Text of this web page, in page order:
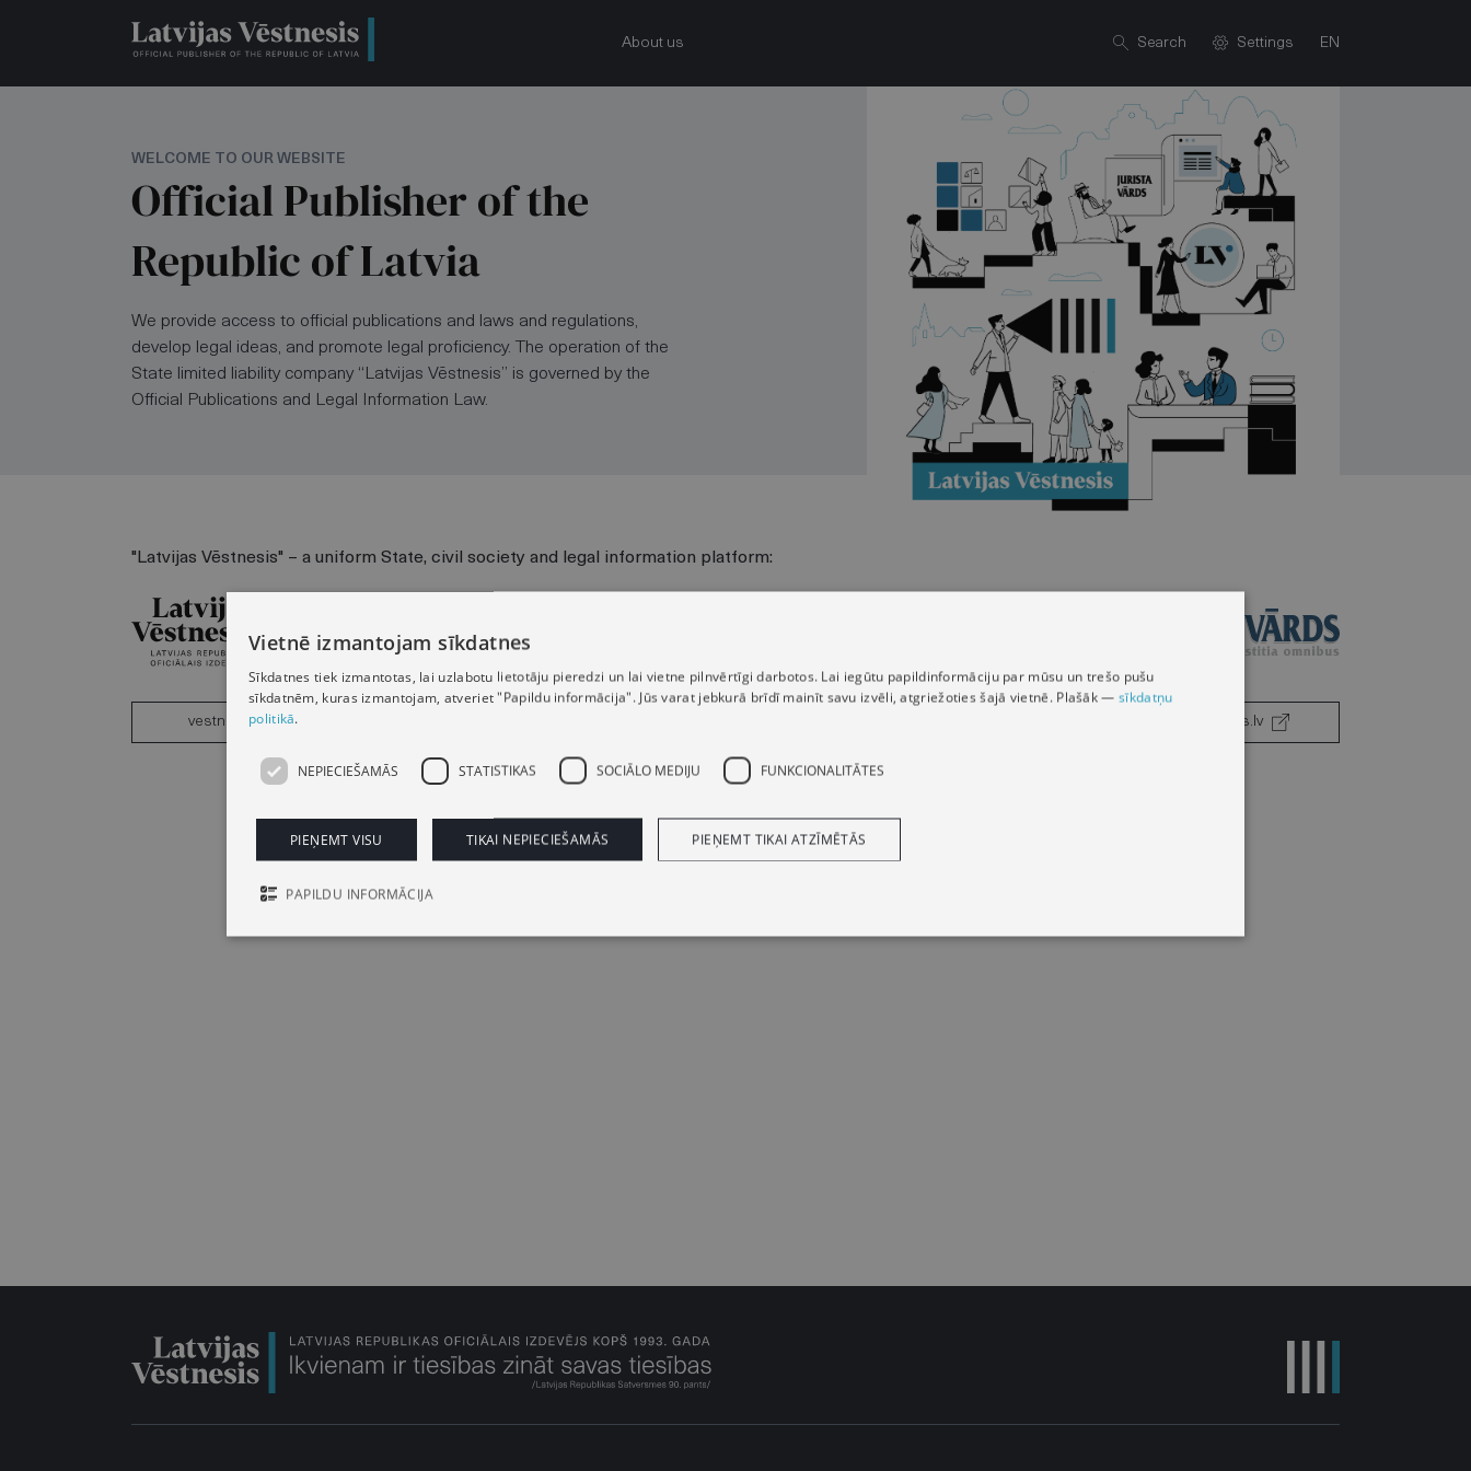
About us Search Settings EN
WELCOME TO OUR WEBSITE
Official Publisher of the
Republic of Latvia
We provide access to official publications and laws and regulations,
develop legal ideas, and promote legal proficiency. The operation of the
State limited liability company “Latvijas Vēstnesis” is governed by the
Official Publications and Legal Information Law.
"Latvijas Vēstnesis" – a uniform State, civil society and legal information platform:
vestnesis.lv juristavards.lv
Vietnē izmantojam sīkdatnes
Sīkdatnes tiek izmantotas, lai uzlabotu lietotāju pieredzi un lai vietne pilnvērtīgi darbotos. Lai iegūtu papildinformāciju par mūsu un trešo pušu
sīkdatnēm, kuras izmantojam, atveriet "Papildu informācija". Jūs varat jebkurā brīdī mainīt savu izvēli, atgriežoties šajā vietnē. Plašāk — sīkdatņu
politikā.
NEPIECIEŠAMĀS STATISTIKAS SOCIĀLO MEDIJU FUNKCIONALITĀTES
PIEŅEMT TIKAI ATZĪMĒTĀS
PIEŅEMT VISU TIKAI NEPIECIEŠAMĀS
PAPILDU INFORMĀCIJA